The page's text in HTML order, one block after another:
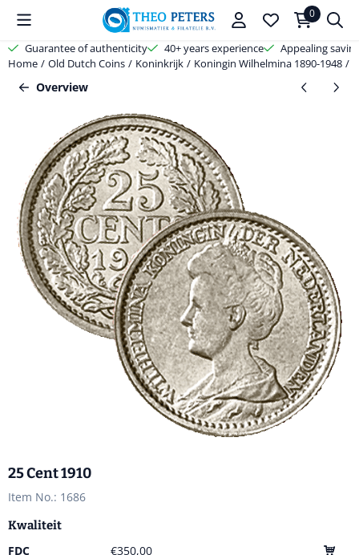
Cookie preferences are available. Choose settings or allow all
0
Guarantee of authenticity 40+ years experience
Appealing
Home / Old Dutch Coins / Koninkrijk / Koningin Wilhelmina 1890-1948 /
Overview
25 Cent 1910
Item No.: 1686
Kwaliteit
FDC
€350,00